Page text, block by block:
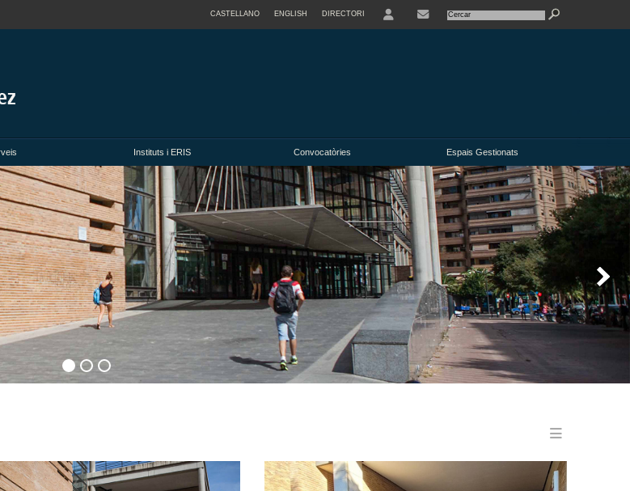
CASTELLANO ENGLISH DIRECTORI
Instituts i ERIS Convocatòries Espais Gestionats
Menu